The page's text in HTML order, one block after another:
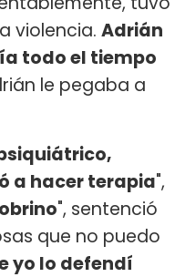
violencia. Adrián
todo el tiempo
le pegaba a
a hacer terapia",
", sentenció
que no puedo
yo lo defendí